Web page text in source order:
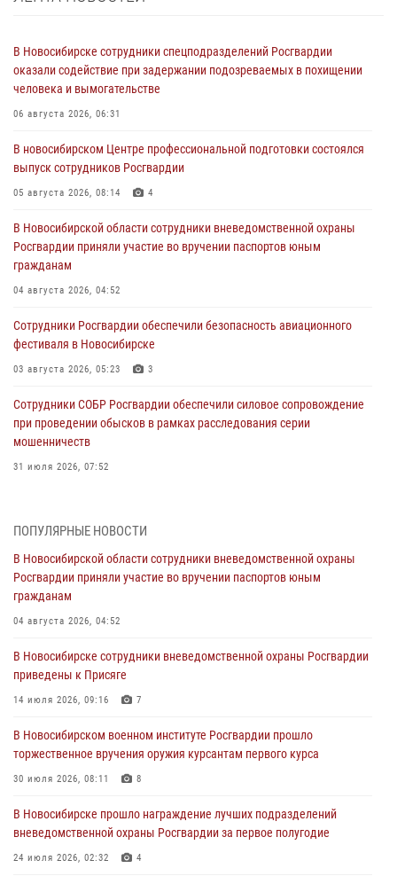
В Новосибирске сотрудники спецподразделений Росгвардии
оказали содействие при задержании подозреваемых в похищении
человека и вымогательстве
06 августа 2026, 06:31
В новосибирском Центре профессиональной подготовки состоялся
выпуск сотрудников Росгвардии
05 августа 2026, 08:14 4
В Новосибирской области сотрудники вневедомственной охраны
Росгвардии приняли участие во вручении паспортов юным
гражданам
04 августа 2026, 04:52
Сотрудники Росгвардии обеспечили безопасность авиационного
фестиваля в Новосибирске
03 августа 2026, 05:23 3
Сотрудники СОБР Росгвардии обеспечили силовое сопровождение
при проведении обысков в рамках расследования серии
мошенничеств
31 июля 2026, 07:52
При силовой поддержке бойцов ОМОН и СОБР Росгвардии
пресечена деятельность группы лиц, причастных к мошенничеству
в сфере страхования
В Новосибирске сотрудниками вневедомственной охраны
Росгвардии задержан гражданин, находящийся в розыске
В Новосибирске военнослужащие отряда спецназа «Ермак»
Росгвардии провели занятия по беспарашютному десантированию
В Новосибирске военнослужащие Росгвардии почтили память детей
– жертв войны в Донбассе
ПОПУЛЯРНЫЕ НОВОСТИ
В Новосибирской области сотрудники вневедомственной охраны
Росгвардии приняли участие во вручении паспортов юным
гражданам
04 августа 2026, 04:52
В Новосибирске сотрудники вневедомственной охраны Росгвардии
приведены к Присяге
14 июля 2026, 09:16 7
В Новосибирском военном институте Росгвардии прошло
торжественное вручения оружия курсантам первого курса
30 июля 2026, 08:11 8
В Новосибирске прошло награждение лучших подразделений
вневедомственной охраны Росгвардии за первое полугодие
24 июля 2026, 02:32 4